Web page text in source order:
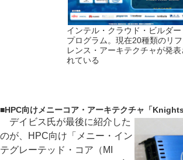
インテル・クラウド・ビルダー
プログラム。現在20種類のリ
レンス・アーキテクチャが発表
れている
■HPC向けメニーコア・アーキテクチャ「Knights
デイビス氏が最後に紹介した
のが、HPC向け「メニー・イン
テグレーテッド・コア（MI